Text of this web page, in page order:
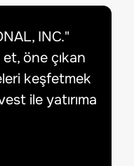
INC."
öne çıkan
keşfetmek
ile yatırıma